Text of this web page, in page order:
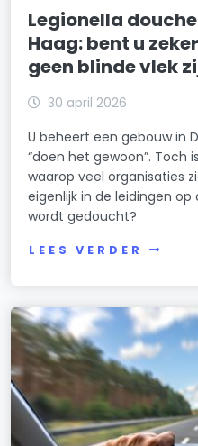
Legionella
Haag: bent u
geen blinde vlek
30 april 2026
U beheert een gebouw in
“doen het gewoon”.
waarop veel organisaties
eigenlijk in de leidingen
wordt gedoucht?
LEES VERDER